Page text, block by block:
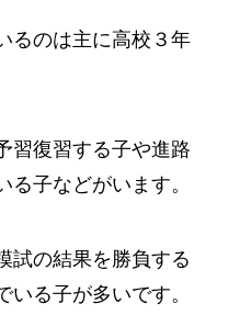
るのは主に高校３年
習復習する子や進路
子などがいます。
試の結果を勝負する
る子が多いです。